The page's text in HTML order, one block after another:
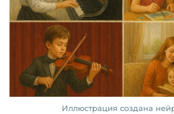
Иллюстрация создана